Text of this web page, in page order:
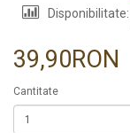
Disponibilitate:
39,90RON
Cantitate